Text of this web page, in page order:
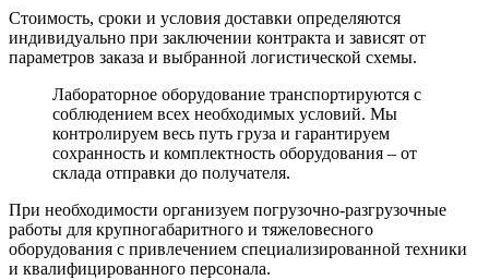
Стоимость, сроки и условия доставки определяются
индивидуально при заключении контракта и зависят от
параметров заказа и выбранной логистической схемы.
Лабораторное оборудование транспортируются с
соблюдением всех необходимых условий. Мы
контролируем весь путь груза и гарантируем
сохранность и комплектность оборудования – от
склада отправки до получателя.
При необходимости организуем погрузочно-разгрузочные
работы для крупногабаритного и тяжеловесного
оборудования с привлечением специализированной техники
и квалифицированного персонала.